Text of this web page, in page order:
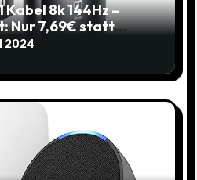
Kabel 8k 144Hz –
Nur 7,69€ statt
2024